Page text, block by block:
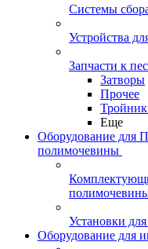
Системы
Устройства
Запчасти к
Затворы
Прочее
Еще
Оборудование для
полимочевины
Установки
Оборудование для